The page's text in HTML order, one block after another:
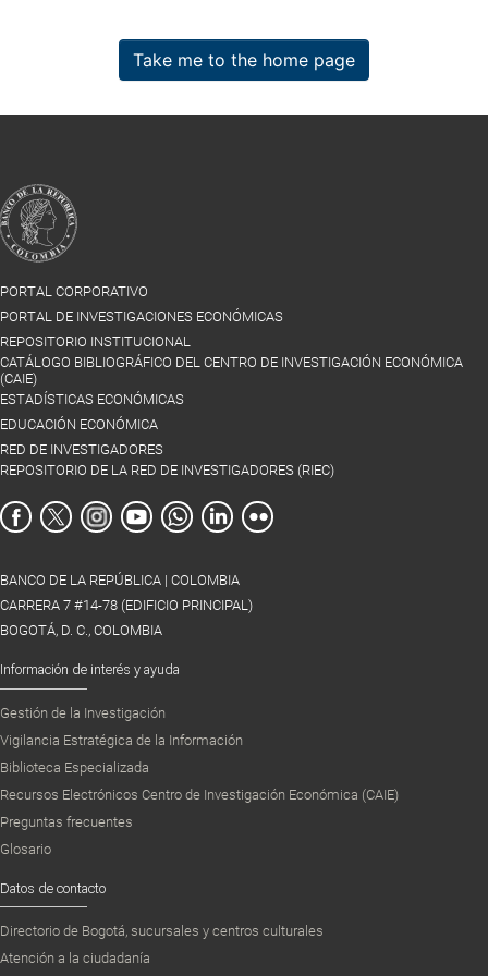
Take me to the home page
PORTAL CORPORATIVO
PORTAL DE INVESTIGACIONES ECONÓMICAS
REPOSITORIO INSTITUCIONAL
CATÁLOGO BIBLIOGRÁFICO DEL CENTRO DE INVESTIGACIÓN ECONÓMICA
(CAIE)
ESTADÍSTICAS ECONÓMICAS
EDUCACIÓN ECONÓMICA
RED DE INVESTIGADORES
REPOSITORIO DE LA RED DE INVESTIGADORES (RIEC)
BANCO DE LA REPÚBLICA | COLOMBIA
CARRERA 7 #14-78 (EDIFICIO PRINCIPAL)
BOGOTÁ, D. C., COLOMBIA
Información de interés y ayuda
Gestión de la Investigación
Vigilancia Estratégica de la Información
Biblioteca Especializada
Recursos Electrónicos Centro de Investigación Económica (CAIE)
Preguntas frecuentes
Glosario
Datos de contacto
Directorio de Bogotá, sucursales y centros culturales
Atención a la ciudadanía